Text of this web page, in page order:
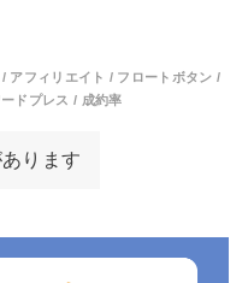
/ アフィリエイト / フロートボタン /
ードプレス / 成約率
ります